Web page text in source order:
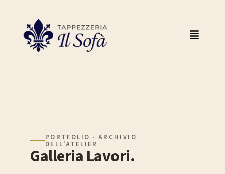
PORTFOLIO · ARCHIVIO
DELL'ATELIER
Galleria Lavori.